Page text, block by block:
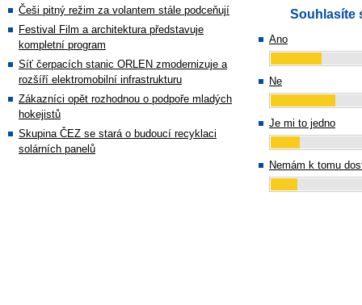
Češi pitný režim za volantem stále podceňují
Festival Film a architektura představuje
kompletní program
Síť čerpacích stanic ORLEN zmodernizuje a
rozšíří elektromobilní infrastrukturu
Zákazníci opět rozhodnou o podpoře mladých
hokejistů
Skupina ČEZ se stará o budoucí recyklaci
solárních panelů
Souhlasíte
Ano
Ne
Je mi to jedno
Nemám k tomu